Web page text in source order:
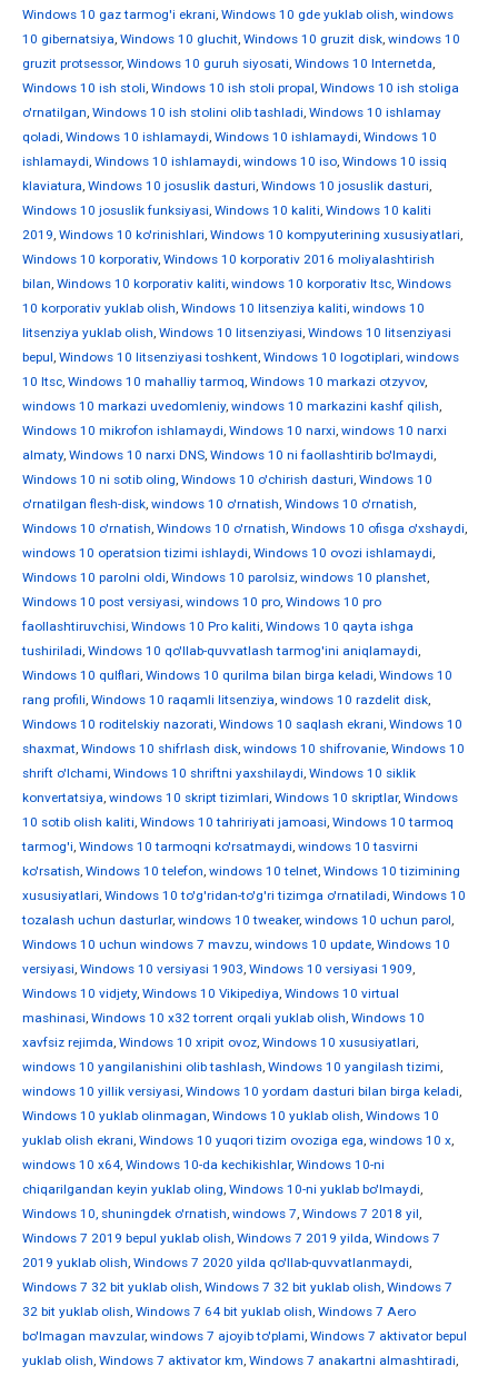
Windows 10 gaz tarmog'i ekrani, Windows 10 gde yuklab olish, windows
10 gibernatsiya, Windows 10 gluchit, Windows 10 gruzit disk, windows 10
gruzit protsessor, Windows 10 guruh siyosati, Windows 10 Internetda,
Windows 10 ish stoli, Windows 10 ish stoli propal, Windows 10 ish stoliga
o'rnatilgan, Windows 10 ish stolini olib tashladi, Windows 10 ishlamay
qoladi, Windows 10 ishlamaydi, Windows 10 ishlamaydi, Windows 10
ishlamaydi, Windows 10 ishlamaydi, windows 10 iso, Windows 10 issiq
klaviatura, Windows 10 josuslik dasturi, Windows 10 josuslik dasturi,
Windows 10 josuslik funksiyasi, Windows 10 kaliti, Windows 10 kaliti
2019, Windows 10 ko'rinishlari, Windows 10 kompyuterining xususiyatlari,
Windows 10 korporativ, Windows 10 korporativ 2016 moliyalashtirish
bilan, Windows 10 korporativ kaliti, windows 10 korporativ ltsc, Windows
10 korporativ yuklab olish, Windows 10 litsenziya kaliti, windows 10
litsenziya yuklab olish, Windows 10 litsenziyasi, Windows 10 litsenziyasi
bepul, Windows 10 litsenziyasi toshkent, Windows 10 logotiplari, windows
10 ltsc, Windows 10 mahalliy tarmoq, Windows 10 markazi otzyvov,
windows 10 markazi uvedomleniy, windows 10 markazini kashf qilish,
Windows 10 mikrofon ishlamaydi, Windows 10 narxi, windows 10 narxi
almaty, Windows 10 narxi DNS, Windows 10 ni faollashtirib bo'lmaydi,
Windows 10 ni sotib oling, Windows 10 o'chirish dasturi, Windows 10
o'rnatilgan flesh-disk, windows 10 o'rnatish, Windows 10 o'rnatish,
Windows 10 o'rnatish, Windows 10 o'rnatish, Windows 10 ofisga o'xshaydi,
windows 10 operatsion tizimi ishlaydi, Windows 10 ovozi ishlamaydi,
Windows 10 parolni oldi, Windows 10 parolsiz, windows 10 planshet,
Windows 10 post versiyasi, windows 10 pro, Windows 10 pro
faollashtiruvchisi, Windows 10 Pro kaliti, Windows 10 qayta ishga
tushiriladi, Windows 10 qo'llab-quvvatlash tarmog'ini aniqlamaydi,
Windows 10 qulflari, Windows 10 qurilma bilan birga keladi, Windows 10
rang profili, Windows 10 raqamli litsenziya, windows 10 razdelit disk,
Windows 10 roditelskiy nazorati, Windows 10 saqlash ekrani, Windows 10
shaxmat, Windows 10 shifrlash disk, windows 10 shifrovanie, Windows 10
shrift o'lchami, Windows 10 shriftni yaxshilaydi, Windows 10 siklik
konvertatsiya, windows 10 skript tizimlari, Windows 10 skriptlar, Windows
10 sotib olish kaliti, Windows 10 tahririyati jamoasi, Windows 10 tarmoq
tarmog'i, Windows 10 tarmoqni ko'rsatmaydi, windows 10 tasvirni
ko'rsatish, Windows 10 telefon, windows 10 telnet, Windows 10 tizimining
xususiyatlari, Windows 10 to'g'ridan-to'g'ri tizimga o'rnatiladi, Windows 10
tozalash uchun dasturlar, windows 10 tweaker, windows 10 uchun parol,
Windows 10 uchun windows 7 mavzu, windows 10 update, Windows 10
versiyasi, Windows 10 versiyasi 1903, Windows 10 versiyasi 1909,
Windows 10 vidjety, Windows 10 Vikipediya, Windows 10 virtual
mashinasi, Windows 10 x32 torrent orqali yuklab olish, Windows 10
xavfsiz rejimda, Windows 10 xripit ovoz, Windows 10 xususiyatlari,
windows 10 yangilanishini olib tashlash, Windows 10 yangilash tizimi,
windows 10 yillik versiyasi, Windows 10 yordam dasturi bilan birga keladi,
Windows 10 yuklab olinmagan, Windows 10 yuklab olish, Windows 10
yuklab olish ekrani, Windows 10 yuqori tizim ovoziga ega, windows 10 х,
windows 10 х64, Windows 10-da kechikishlar, Windows 10-ni
chiqarilgandan keyin yuklab oling, Windows 10-ni yuklab bo'lmaydi,
Windows 10, shuningdek o'rnatish, windows 7, Windows 7 2018 yil,
Windows 7 2019 bepul yuklab olish, Windows 7 2019 yilda, Windows 7
2019 yuklab olish, Windows 7 2020 yilda qo'llab-quvvatlanmaydi,
Windows 7 32 bit yuklab olish, Windows 7 32 bit yuklab olish, Windows 7
32 bit yuklab olish, Windows 7 64 bit yuklab olish, Windows 7 Aero
bo'lmagan mavzular, windows 7 ajoyib to'plami, Windows 7 aktivator bepul
yuklab olish, Windows 7 aktivator km, Windows 7 anakartni almashtiradi,